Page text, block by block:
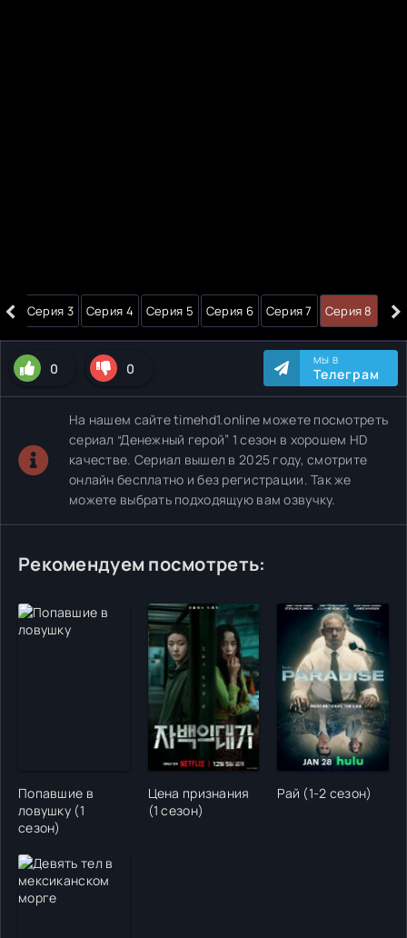
‹
2 Серия 3 Серия 4 Серия 5 Серия 6 Серия 7 Серия 8 ›
0 0 МЫ В
Телеграм
На нашем сайте timehd1.online можете посмотреть
сериал “Денежный герой” 1 сезон в хорошем HD
качестве. Сериал вышел в 2025 году, смотрите
онлайн бесплатно и без регистрации. Так же
можете выбрать подходящую вам озвучку.
Рекомендуем посмотреть:
Попавшие в
ловушку (1
сезон)
Цена признания
(1 сезон)
Рай (1-2 сезон)